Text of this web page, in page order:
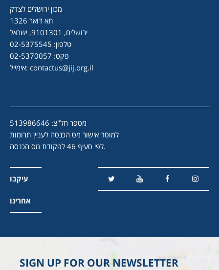
מכון ירושלים לצדק
תא דואר 1326
ירושלים, 9101301, ישראל
טלפון: 02-5375545
פקס: 02-5370057
אימייל: contactus@jij.org.il
מספר חל"צ: 513986646
למוסד אישור מס הכנסה לעניין תרומות
לפי סעיף 46 לפקודת מס הכנסה.
עיקבו
אחרינו
SIGN UP FOR OUR NEWSLETTER